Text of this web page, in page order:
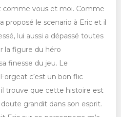
vous et moi. Comme
proposé le scenario à Eric et il
lui aussi a dépassé toutes
la figure du héro
finesse du jeu. Le
c’est un bon flic
trouve que cette histoire est
grandit dans son esprit.